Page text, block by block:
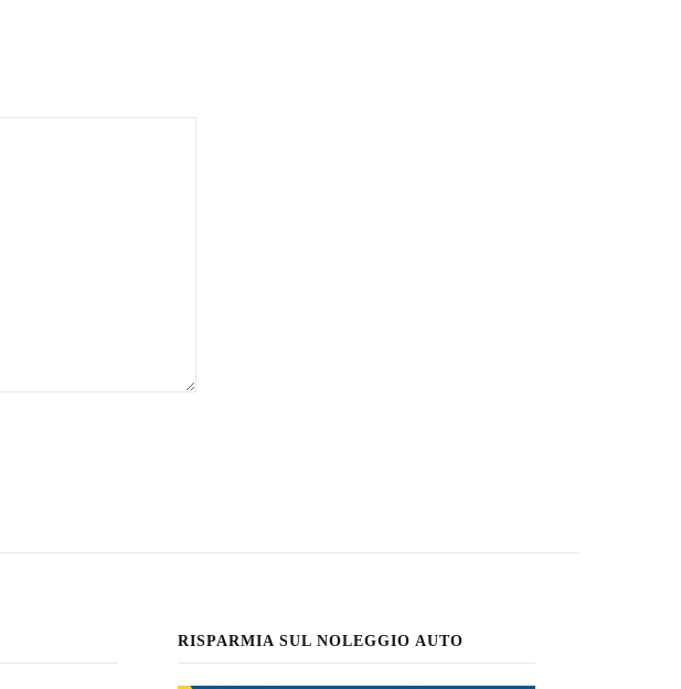
RISPARMIA SUL NOLEGGIO AUTO